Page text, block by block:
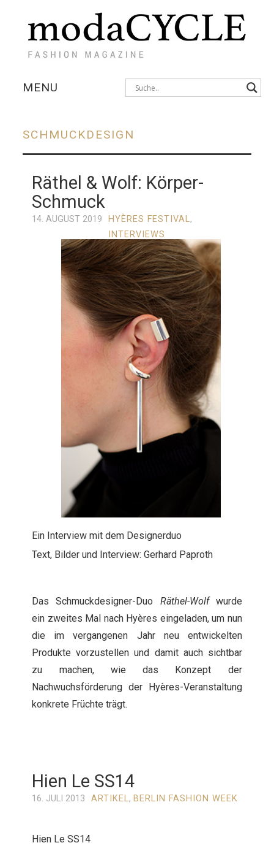
MENU
FOTOSTRECKEN
INTERVIEWS
SCHMUCKDESIGN
Räthel & Wolf: Körper-
Schmuck
14. AUGUST 2019 HYÈRES FESTIVAL,
INTERVIEWS
Ein Interview mit dem Designerduo
Text, Bilder und Interview: Gerhard Paproth
Das Schmuckdesigner-Duo Räthel-Wolfwurde
ein zweites Mal nach Hyères eingeladen, um nun
die im vergangenen Jahr neu entwickelten
Produkte vorzustellen und damit auch sichtbar
zu machen, wie das Konzept der
Nachwuchsförderung der Hyères-Veranstaltung
konkrete Früchte trägt.
Hien Le SS14
16. JULI 2013 ARTIKEL, BERLIN FASHION WEEK
Hien Le SS14